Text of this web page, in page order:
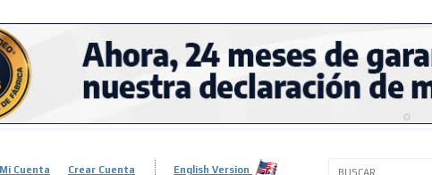
Mi Cuenta Crear Cuenta English Version
ADS-3A